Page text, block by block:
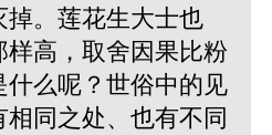
掉。莲花生大士也
高，取舍因果比粉
什么呢？世俗中的见
同之处、也有不同